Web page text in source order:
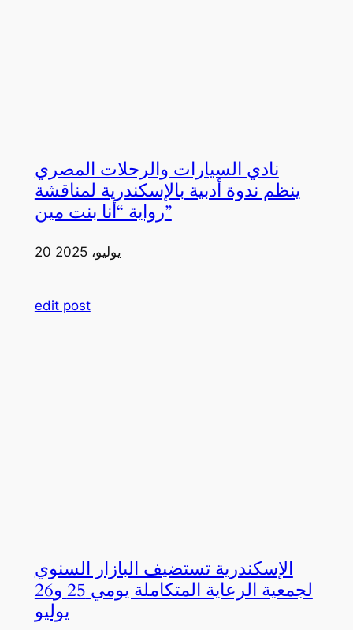
نادي السيارات والرحلات المصري
ينظم ندوة أدبية بالإسكندرية لمناقشة
رواية “أنا بنت مين”
20 يوليو، 2025
edit post
الإسكندرية تستضيف البازار السنوي
لجمعية الرعاية المتكاملة يومي 25 و26
يوليو